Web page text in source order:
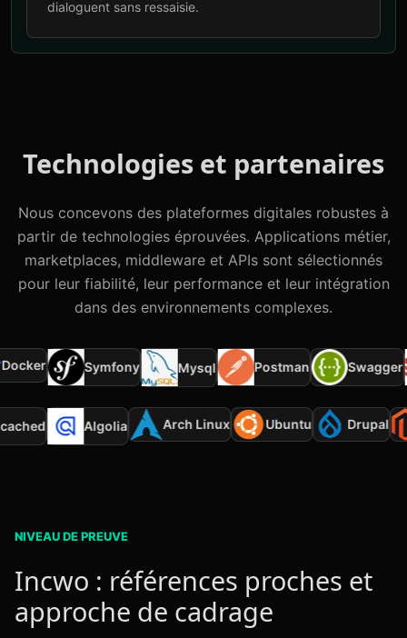
dialoguent sans ressaisie.
Technologies et partenaires
Nous concevons des plateformes digitales robustes à
partir de technologies éprouvées. Applications métier,
marketplaces, middleware et APIs sont sélectionnés
pour leur fiabilité, leur performance et leur intégration
dans des environnements complexes.
Symfony Mysql Postman Swagger
Algolia Arch Linux Ubuntu Drupal
NIVEAU DE PREUVE
Incwo : références proches et
approche de cadrage